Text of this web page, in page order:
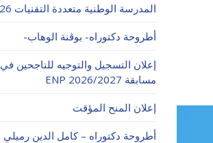
المدرسة الوطنية متعددة التقنيات 2026
أطروحة دكتوراه- بوڨنة الوهاب-
إعلان التسجيل والتوجيه للناجحين في
مسابقة ENP 2026/2027
إعلان المنح المؤقت
أطروحة دكتوراه – كامل الدين رميلي